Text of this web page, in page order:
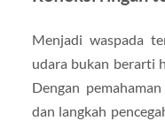
Menjadi waspada
udara bukan berarti
Dengan
dan langkah